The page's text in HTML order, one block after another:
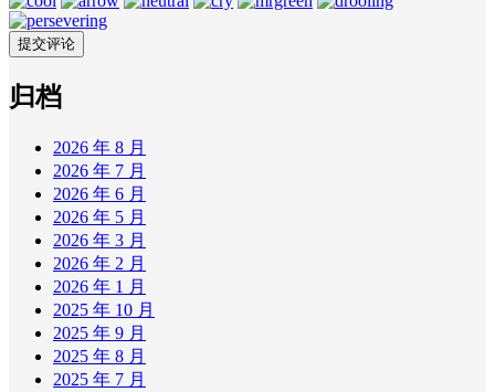
归档
2026 年 8 月
2026 年 7 月
2026 年 6 月
2026 年 5 月
2026 年 3 月
2026 年 2 月
2026 年 1 月
2025 年 10 月
2025 年 9 月
2025 年 8 月
2025 年 7 月